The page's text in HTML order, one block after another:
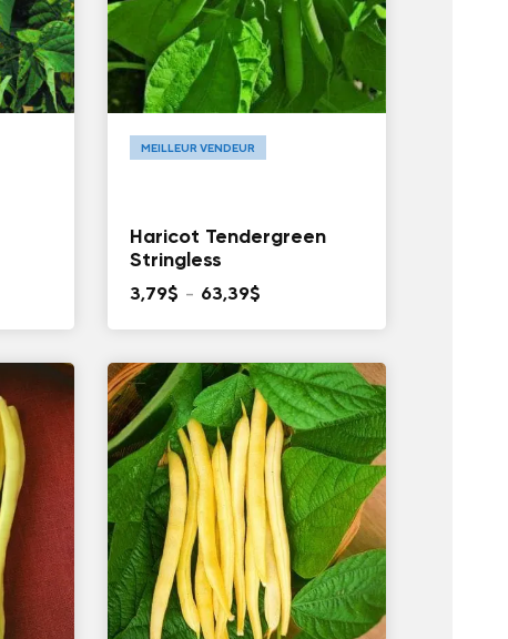
MEILLEUR VENDEUR
Haricot Tendergreen
Stringless
3,79$ – 63,39$Plage
3,79$
à
63,39$